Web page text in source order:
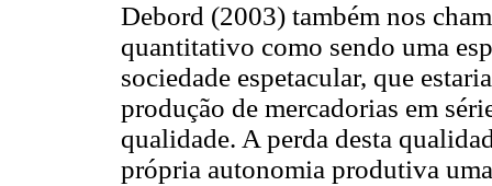
Debord (2003) também nos
quantitativo como sendo uma
sociedade espetacular, que
produção de mercadorias em
qualidade. A perda desta
própria autonomia produtiva